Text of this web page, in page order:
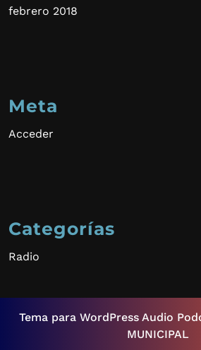
febrero 2018
Meta
Acceder
Categorías
Radio
Tema para WordPress Audio
MUNICIPAL